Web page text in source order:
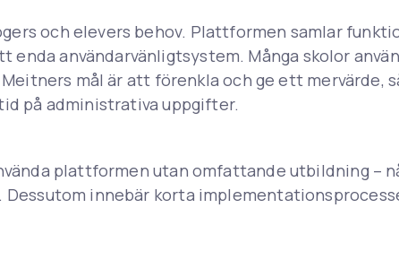
och elevers behov. Plattformen samlar
användarvänligtsystem. Många skolor
mål är att förenkla och ge ett mervärde,
på administrativa uppgifter.
plattformen utan omfattande utbildning –
innebär korta